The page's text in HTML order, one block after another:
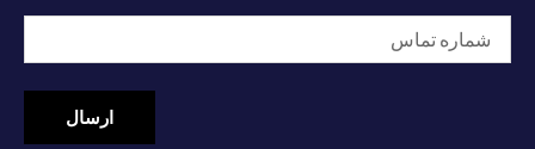
ارسال